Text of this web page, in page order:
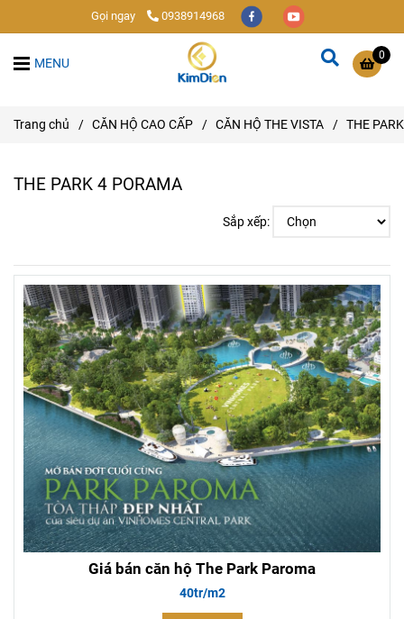
Gọi ngay 0938914968
0
MENU
Trang chủ / CĂN HỘ CAO CẤP / CĂN HỘ THE VISTA / THE
THE PARK 4 PORAMA
Sắp xếp:
Giá bán căn hộ The Park Paroma
40tr/m2